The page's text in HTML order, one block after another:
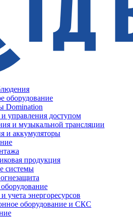
оборудование
Domination
управления доступом
и музыкальной трансляции
и аккумуляторы
продукция
системы
учета энергоресурсов
оборудование и СКС